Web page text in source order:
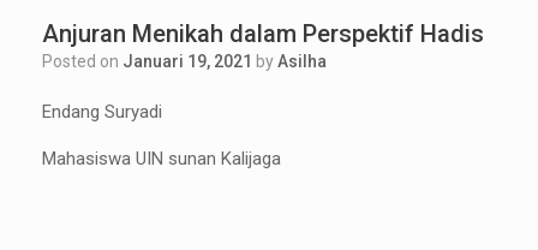
Anjuran Menikah dalam Perspektif Hadis
Posted on Januari 19, 2021 byAsilha
Endang Suryadi
Mahasiswa UIN sunan Kalijaga